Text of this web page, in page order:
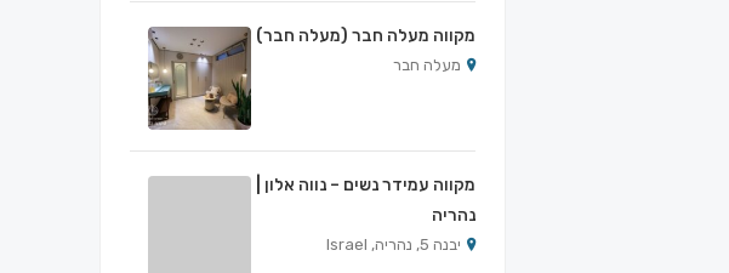
מקווה מעלה חבר (מעלה חבר)
מעלה חבר
מקווה עמידר נשים – נווה אלון |
נהריה
יבנה 5, נהריה, Israel